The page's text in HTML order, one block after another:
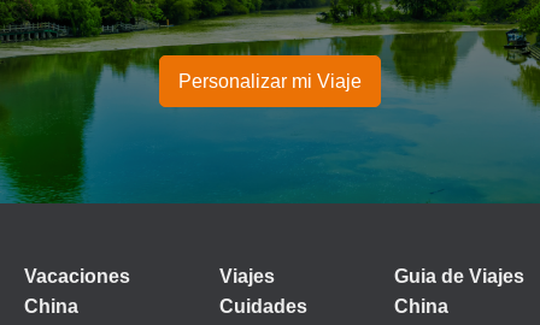
Vacaciones
China
Guia de Viajes
China
Viajes
Cuidades
Personalizar mi Viaje